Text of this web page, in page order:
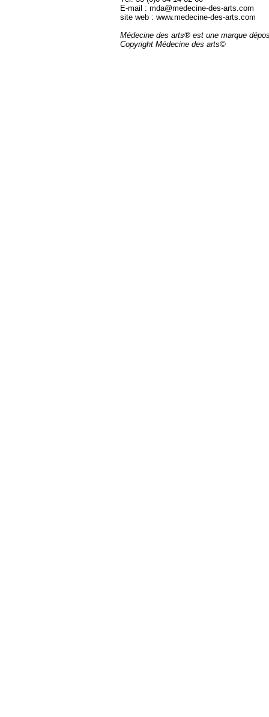
E-mail : mda@medecine-des-arts.com
site web : www.medecine-des-arts.com
Médecine des arts® est une marque
Copyright Médecine des arts©